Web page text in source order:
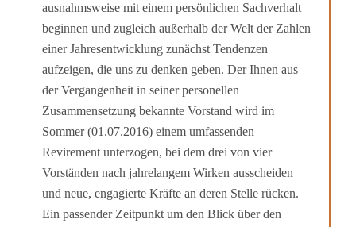
ausnahms­weise mit einem persönlichen Sachverhalt
beginnen und zugleich außerhalb der Welt der Zahlen
einer Jahresentwicklung zunächst Tendenzen
aufzeigen, die uns zu denken geben. Der Ihnen aus
der Vergangenheit in seiner personellen
Zusammensetzung bekannte Vorstand wird im
Sommer (01.07.2016) einem umfassenden
Revirement unter­zogen, bei dem drei von vier
Vorständen nach jahrelangem Wirken ausscheiden
und neue, engagierte Kräfte an deren Stelle rücken.
Ein passender Zeitpunkt um den Blick über den